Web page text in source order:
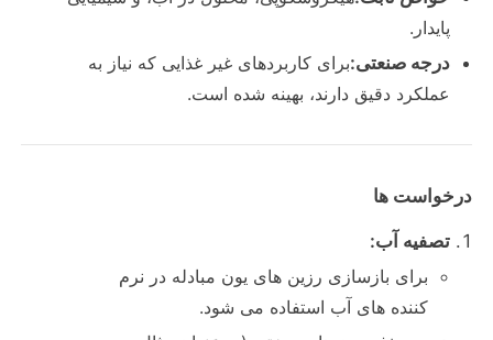
محصولات
دربارهی ما
کارخانه تور
کنترل کیفیت
پایدار.
درجه صنعتی:برای کاربردهای غیر غذایی که نیاز به
عملکرد دقیق دارند، بهینه شده است.
درخواست ها
تصفیه آب:
برای بازسازی رزین های یون مبادله در نرم
کننده های آب استفاده می شود.